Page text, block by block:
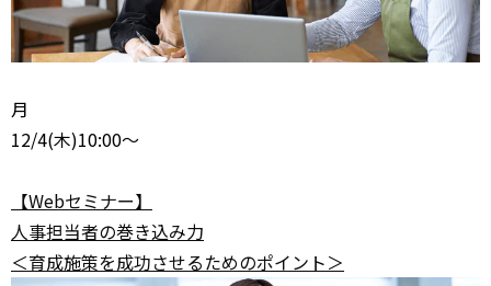
月
12/4(木)10:00～
【Webセミナー】
人事担当者の巻き込み力
＜育成施策を成功させるためのポイント＞